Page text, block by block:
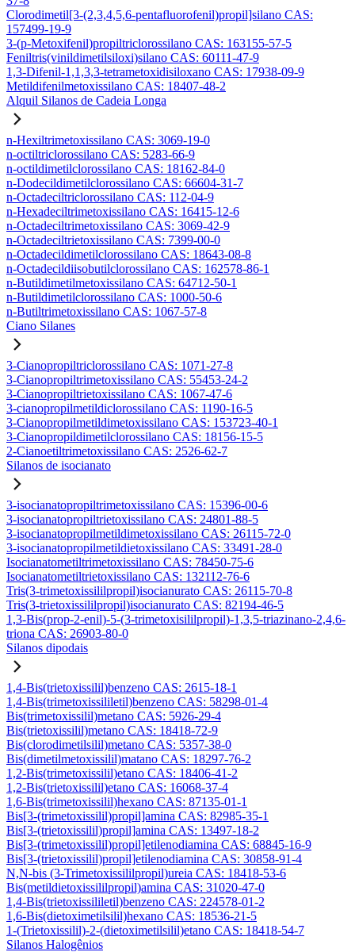
Clorodimetil[3-(2,3,4,5,6-pentafluorofenil)propil]silano CAS:
157499-19-9
3-(p-Metoxifenil)propiltriclorossilano CAS: 163155-57-5
Feniltris(vinildimetilsiloxi)silano CAS: 60111-47-9
1,3-Difenil-1,1,3,3-tetrametoxidisiloxano CAS: 17938-09-9
Metildifenilmetoxissilano CAS: 18407-48-2
Alquil Silanos de Cadeia Longa
n-Hexiltrimetoxissilano CAS: 3069-19-0
n-octiltriclorossilano CAS: 5283-66-9
n-octildimetilclorossilano CAS: 18162-84-0
n-Dodecildimetilclorossilano CAS: 66604-31-7
n-Octadeciltriclorossilano CAS: 112-04-9
n-Hexadeciltrimetoxissilano CAS: 16415-12-6
n-Octadeciltrimetoxissilano CAS: 3069-42-9
n-Octadeciltrietoxissilano CAS: 7399-00-0
n-Octadecildimetilclorossilano CAS: 18643-08-8
n-Octadecildiisobutilclorossilano CAS: 162578-86-1
n-Butildimetilmetoxissilano CAS: 64712-50-1
n-Butildimetilclorossilano CAS: 1000-50-6
n-Butiltrimetoxissilano CAS: 1067-57-8
Ciano Silanes
3-Cianopropiltriclorossilano CAS: 1071-27-8
3-Cianopropiltrimetoxissilano CAS: 55453-24-2
3-Cianopropiltrietoxissilano CAS: 1067-47-6
3-cianopropilmetildiclorossilano CAS: 1190-16-5
3-Cianopropilmetildimetoxissilano CAS: 153723-40-1
3-Cianopropildimetilclorossilano CAS: 18156-15-5
2-Cianoetiltrimetoxissilano CAS: 2526-62-7
Silanos de isocianato
3-isocianatopropiltrimetoxissilano CAS: 15396-00-6
3-isocianatopropiltrietoxissilano CAS: 24801-88-5
3-isocianatopropilmetildimetoxissilano CAS: 26115-72-0
3-isocianatopropilmetildietoxissilano CAS: 33491-28-0
Isocianatometiltrimetoxissilano CAS: 78450-75-6
Isocianatometiltrietoxissilano CAS: 132112-76-6
Tris(3-trimetoxissililpropil)isocianurato CAS: 26115-70-8
Tris(3-trietoxissililpropil)isocianurato CAS: 82194-46-5
1,3-Bis(prop-2-enil)-5-(3-trimetoxisililpropil)-1,3,5-triazinano-2,4,6-
triona CAS: 26903-80-0
Silanos dipodais
1,4-Bis(trietoxissilil)benzeno CAS: 2615-18-1
1,4-Bis(trimetoxissililetil)benzeno CAS: 58298-01-4
Bis(trimetoxissilil)metano CAS: 5926-29-4
Bis(trietoxissilil)metano CAS: 18418-72-9
Bis(clorodimetilsilil)metano CAS: 5357-38-0
Bis(dimetilmetoxissilil)matano CAS: 18297-76-2
1,2-Bis(trimetoxissilil)etano CAS: 18406-41-2
1,2-Bis(trietoxissilil)etano CAS: 16068-37-4
1,6-Bis(trimetoxissilil)hexano CAS: 87135-01-1
Bis[3-(trimetoxissilil)propil]amina CAS: 82985-35-1
Bis[3-(trietoxissilil)propil]amina CAS: 13497-18-2
Bis[3-(trimetoxissilil)propil]etilenodiamina CAS: 68845-16-9
Bis[3-(trietoxissilil)propil]etilenodiamina CAS: 30858-91-4
N,N-bis (3-Trimetoxissililpropil)ureia CAS: 18418-53-6
Bis(metildietoxissililpropil)amina CAS: 31020-47-0
1,4-Bis(trietoxissililetil)benzeno CAS: 224578-01-2
1,6-Bis(dietoximetilsilil)hexano CAS: 18536-21-5
1-(Trietoxissilil)-2-(dietoximetilsilil)etano CAS: 18418-54-7
Silanos Halogênios